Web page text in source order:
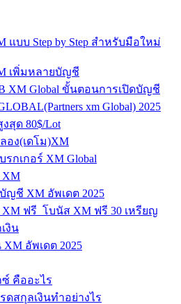
แบบ Step by Step สำหรับมือใหม่
เพิ่มหลายบัญชี
XM Global ขั้นตอนการเปิดบัญชี
xm Global) 2025
สุด 80$/Lot
อง(เดโม)XM
กเกอร์ XM Global
ญชี XM อัพเดต 2025
ฟรี โบนัส XM ฟรี 30 เหรียญ
งิน
อัพเดต 2025
ซ์ คืออะไร
ดสกุลเงินทำอย่างไร